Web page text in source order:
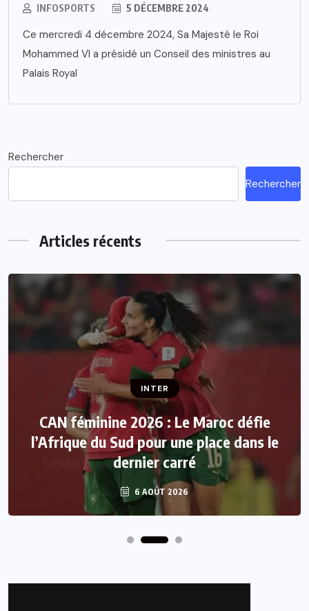
INFOSPORTS 5 DÉCEMBRE 2024
Ce mercredi 4 décembre 2024, Sa Majesté le Roi
Mohammed VI a présidé un Conseil des ministres au
Palais Royal
Rechercher
Rechercher
Articles récents
INTER
CAN féminine 2026 : Le Maroc défie
l’Afrique du Sud pour une place dans le
dernier carré
6 AOÛT 2026